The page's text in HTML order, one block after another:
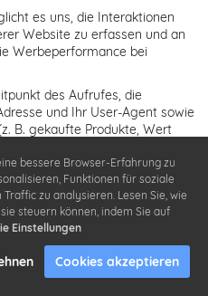
es uns, die Interaktionen
Website zu erfassen und an
Werbeperformance bei
des Aufrufes, die
und Ihr User-Agent sowie
B. gekaufte Produkte, Wert
finden Sie hier:
docs/marketing-
auf Grundlage Ihrer
a DSGVO und § 25 Abs. 1
widerrufbar.
bessere Browser-Erfahrung zu
Funktionen für soziale
zu analysieren. Lesen Sie, wie
steuern können, indem Sie auf
Einstellungen
Cookies akzeptieren